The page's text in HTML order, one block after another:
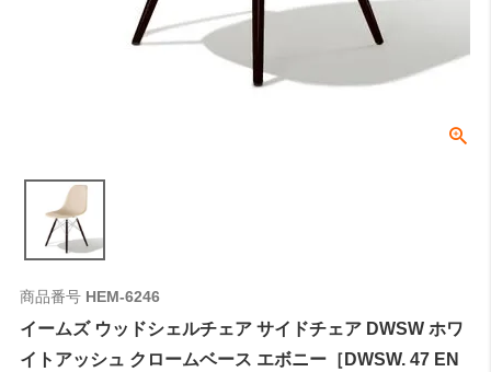
商品番号 HEM-6246
イームズ ウッドシェルチェア サイドチェア DWSW ホワ
イトアッシュ クロームベース エボニー［DWSW. 47 EN